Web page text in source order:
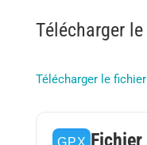
Télécharger
Télécharger le
Fichier